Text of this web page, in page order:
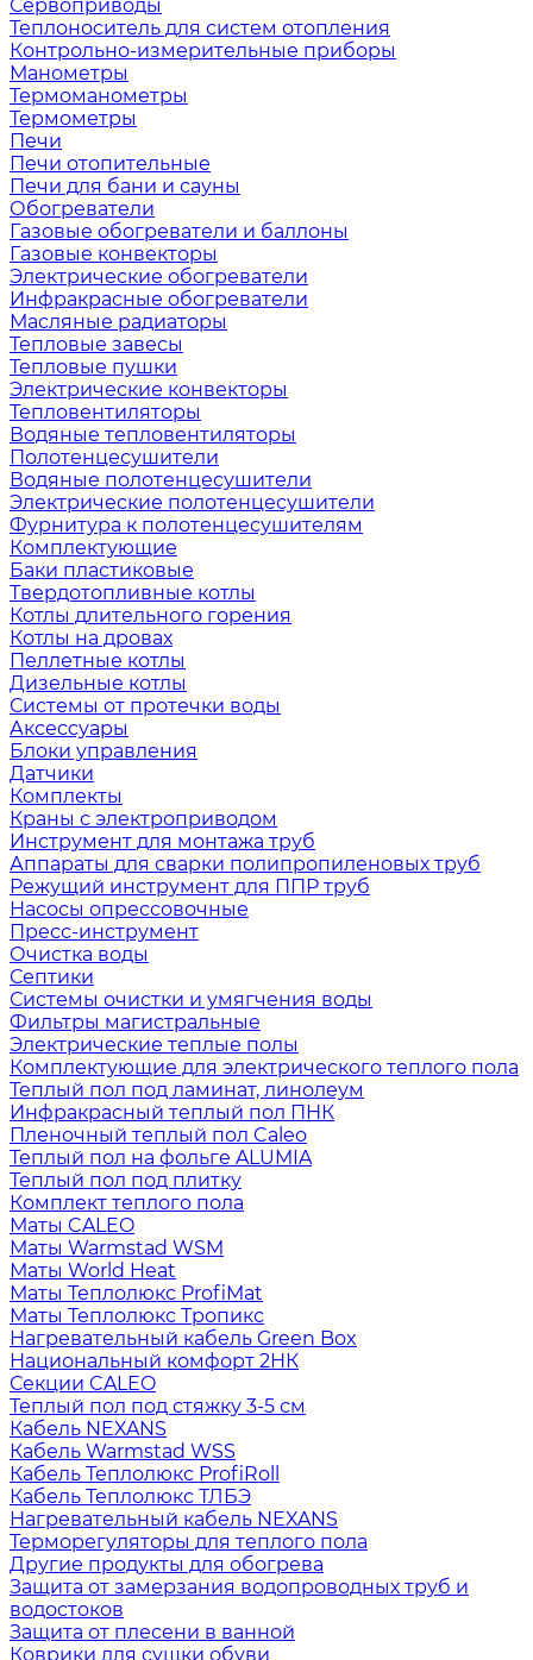
Сервоприводы
Теплоноситель для систем отопления
Контрольно-измерительные приборы
Манометры
Термоманометры
Термометры
Печи
Печи отопительные
Печи для бани и сауны
Обогреватели
Газовые обогреватели и баллоны
Газовые конвекторы
Электрические обогреватели
Инфракрасные обогреватели
Масляные радиаторы
Тепловые завесы
Тепловые пушки
Электрические конвекторы
Тепловентиляторы
Водяные тепловентиляторы
Полотенцесушители
Водяные полотенцесушители
Электрические полотенцесушители
Фурнитура к полотенцесушителям
Комплектующие
Баки пластиковые
Твердотопливные котлы
Котлы длительного горения
Котлы на дровах
Пеллетные котлы
Дизельные котлы
Системы от протечки воды
Аксессуары
Блоки управления
Датчики
Комплекты
Краны с электроприводом
Инструмент для монтажа труб
Аппараты для сварки полипропиленовых труб
Режущий инструмент для ППР труб
Насосы опрессовочные
Пресс-инструмент
Очистка воды
Септики
Системы очистки и умягчения воды
Фильтры магистральные
Электрические теплые полы
Комплектующие для электрического теплого пола
Теплый пол под ламинат, линолеум
Инфракрасный теплый пол ПНК
Пленочный теплый пол Caleo
Теплый пол на фольге ALUMIA
Теплый пол под плитку
Комплект теплого пола
Маты CALEO
Маты Warmstad WSM
Маты World Heat
Маты Теплолюкс ProfiMat
Маты Теплолюкс Тропикс
Нагревательный кабель Green Box
Национальный комфорт 2НК
Секции CALEO
Теплый пол под стяжку 3-5 см
Кабель NEXANS
Кабель Warmstad WSS
Кабель Теплолюкс ProfiRoll
Кабель Теплолюкс ТЛБЭ
Нагревательный кабель NEXANS
Терморегуляторы для теплого пола
Другие продукты для обогрева
Защита от замерзания водопроводных труб и
водостоков
Защита от плесени в ванной
Коврики для сушки обуви